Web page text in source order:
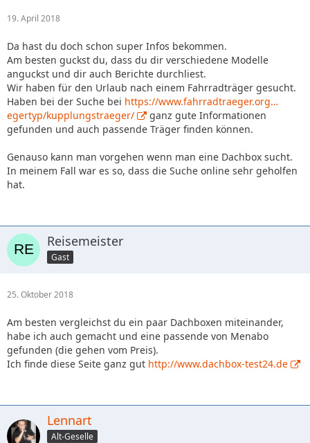
19. April 2018
Da hast du doch schon super Infos bekommen.
Am besten guckst du, dass du dir verschiedene Modelle
anguckst und dir auch Berichte durchliest.
Wir haben für den Urlaub nach einem Fahrradträger gesucht.
Haben bei der Suche bei https://www.fahrradtraeger.org…
egertyp/kupplungstraeger/
ganz gute Informationen
gefunden und auch passende Träger finden können.
Genauso kann man vorgehen wenn man eine Dachbox sucht.
In meinem Fall war es so, dass die Suche online sehr geholfen
hat.
Reisemeister
Gast
25. Oktober 2018
Am besten vergleichst du ein paar Dachboxen miteinander,
habe ich auch gemacht und eine passende von Menabo
gefunden (die gehen vom Preis).
Ich finde diese Seite ganz gut http://www.dachbox-test24.de
Lennart
Alt-Geselle